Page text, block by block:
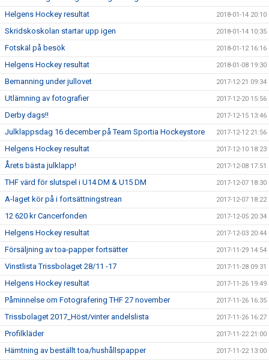
Helgens Hockey resultat 2018-01-14 20:10
Skridskoskolan startar upp igen 2018-01-14 10:35
Fotskäl på besök 2018-01-12 16:16
Helgens Hockey resultat 2018-01-08 19:30
Bemanning under jullovet 2017-12-21 09:34
Utlämning av fotografier 2017-12-20 15:56
Derby dags!! 2017-12-15 13:46
Julklappsdag 16 december på Team Sportia Hockeystore 2017-12-12 21:56
Helgens Hockey resultat 2017-12-10 18:23
Årets bästa julklapp! 2017-12-08 17:51
THF värd för slutspel i U14 DM & U15 DM 2017-12-07 18:30
A-laget kör på i fortsättningstrean 2017-12-07 18:22
12 620 kr Cancerfonden 2017-12-05 20:34
Helgens Hockey resultat 2017-12-03 20:44
Försäljning av toa-papper fortsätter 2017-11-29 14:54
Vinstlista Trissbolaget 28/11 -17 2017-11-28 09:31
Helgens Hockey resultat 2017-11-26 19:49
Påminnelse om Fotografering THF 27 november 2017-11-26 16:35
Trissbolaget 2017_Höst/vinter andelslista 2017-11-26 16:27
Profilkläder 2017-11-22 21:00
Hämtning av beställt toa/hushållspapper 2017-11-22 13:00